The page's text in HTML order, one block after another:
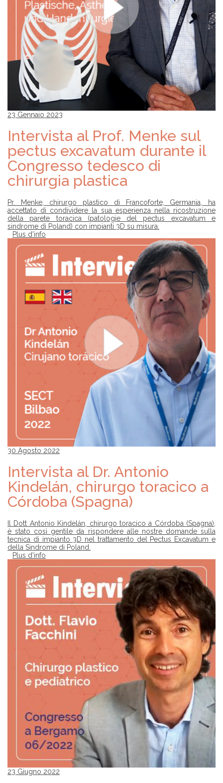
23 Gennaio 2023
Intervista al Prof. Menke sul
pectus excavatum durante il
Congresso tedesco di
chirurgia plastica
Pr. Menke, chirurgo plastico di Francoforte, Germania, ha
accettato di condividere la sua esperienza nella ricostruzione
della parete toracica (patologie del pectus excavatum e
sindrome di Poland) con impianti 3D su misura.
Plus d'info
30 Agosto 2022
Intervista al Dr. Antonio
Kindelán, chirurgo toracico a
Córdoba (Spagna)
Il Dott Antonio Kindelán, chirurgo toracico a Córdoba (Spagna),
è stato così gentile da rispondere alle nostre domande sulla
tecnica di impianto 3D nel trattamento del Pectus Excavatum e
della Sindrome di Poland.
Plus d'info
23 Giugno 2022